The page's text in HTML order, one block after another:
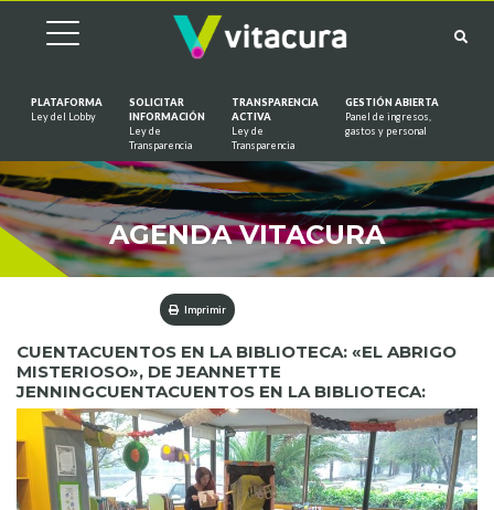
PLATAFORMA
Ley del Lobby
SOLICITAR
INFORMACIÓN
Ley de
Transparencia
TRANSPARENCIA
ACTIVA
Ley de
Transparencia
GESTIÓN ABIERTA
Panel de ingresos,
gastos y personal
AGENDA VITACURA
Imprimir
CUENTACUENTOS EN LA BIBLIOTECA: «EL ABRIGO
MISTERIOSO», DE JEANNETTE
JENNINGCUENTACUENTOS EN LA BIBLIOTECA: